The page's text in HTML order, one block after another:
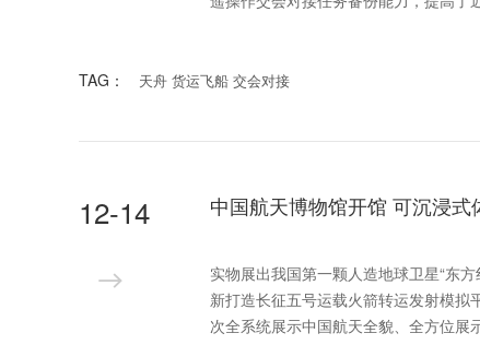
TAG： 天舟 货运飞船 交会对接
12-14 中国航天博物馆开馆 可沉浸式
实物展出我国第一颗人造地球卫星“东
新打造长征五号运载火箭转运发射模
次全系统展示中国航天全貌、全方位展